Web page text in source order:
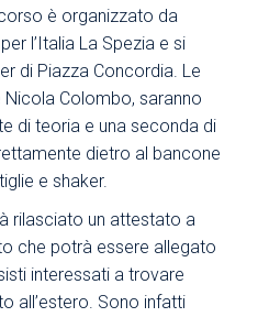
è organizzato da
l’Italia La Spezia e si
di Piazza Concordia. Le
Colombo, saranno
di teoria e una seconda di
dietro al bancone
e shaker.
rilasciato un attestato a
che potrà essere allegato
interessati a trovare
all’estero. Sono infatti